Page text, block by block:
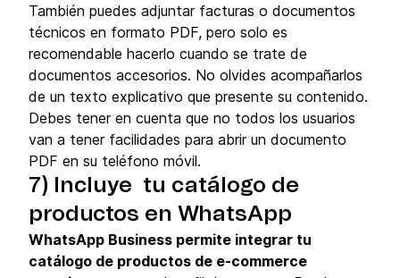
También puedes adjuntar facturas o documentos
técnicos en formato PDF, pero solo es
recomendable hacerlo cuando se trate de
documentos accesorios. No olvides acompañarlos
de un texto explicativo que presente su contenido.
Debes tener en cuenta que no todos los usuarios
van a tener facilidades para abrir un documento
PDF en su teléfono móvil.
7) Incluye tu catálogo de
productos en WhatsApp
WhatsApp Business permite integrar tu
catálogo de productos de e-commerce